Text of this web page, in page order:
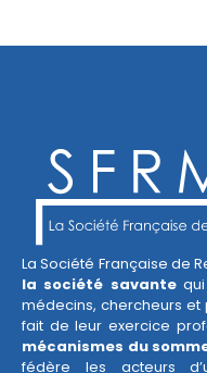
La Société Française de
la société savantequi
médecins, chercheurs et
fait de leur exercice
mécanismes du
fédère les acteurs